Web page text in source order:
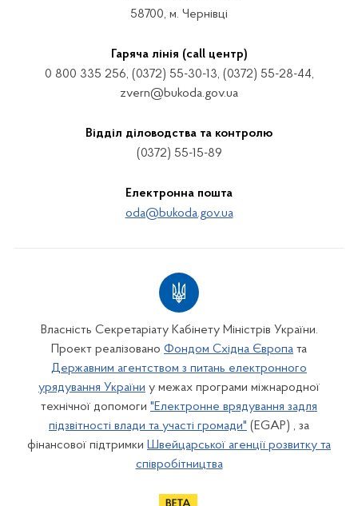
58700, м. Чернівці
Гаряча лінія (call центр)
0 800 335 256, (0372) 55-30-13, (0372) 55-28-44,
zvern@bukoda.gov.ua
Відділ діловодства та контролю
(0372) 55-15-89
Електронна пошта
oda@bukoda.gov.ua
Власність Секретаріату Кабінету Міністрів України.
Проект реалізовано Фондом Східна Європа та
Державним агентством з питань електронного
урядування України у межах програми міжнародної
технічної допомоги "Електронне врядування задля
підзвітності влади та участі громади" (EGAP) , за
фінансової підтримки Швейцарської агенції розвитку та
співробітництва